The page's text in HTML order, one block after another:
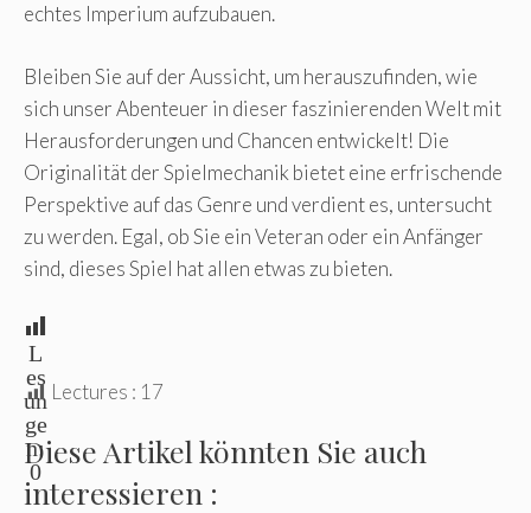
echtes Imperium aufzubauen.
Bleiben Sie auf der Aussicht, um herauszufinden, wie
sich unser Abenteuer in dieser faszinierenden Welt mit
Herausforderungen und Chancen entwickelt! Die
Originalität der Spielmechanik bietet eine erfrischende
Perspektive auf das Genre und verdient es, untersucht
zu werden. Egal, ob Sie ein Veteran oder ein Anfänger
sind, dieses Spiel hat allen etwas zu bieten.
L
es
un
ge
n:
0
Lectures : 17
Diese Artikel könnten Sie auch
interessieren :